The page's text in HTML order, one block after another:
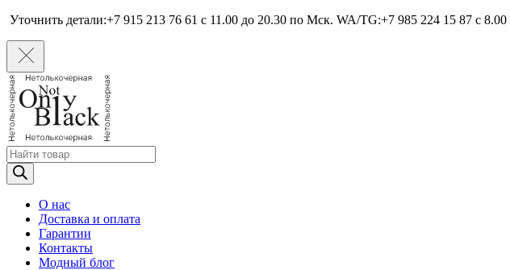
Уточнить детали:+7 915 213 76 61 c 11.00 до 20.30 по Мcк. WA/TG:+7 985 224 15 87 c
Поиск
товаров
О нас
Доставка и оплата
Гарантии
Контакты
Модный блог